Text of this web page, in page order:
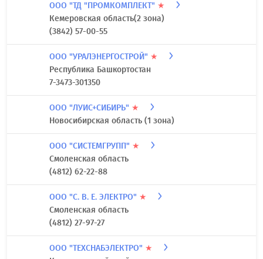
ООО "ТД "ПРОМКОМПЛЕКТ" ★
Кемеровская область(2 зона)
(3842) 57-00-55
ООО "УРАЛЭНЕРГОСТРОЙ" ★
Республика Башкортостан
7-3473-301350
ООО "ЛУИС+СИБИРЬ" ★
Новосибирская область (1 зона)
ООО "СИСТЕМГРУПП" ★
Смоленская область
(4812) 62-22-88
ООО "С. В. Е. ЭЛЕКТРО" ★
Смоленская область
(4812) 27-97-27
ООО "ТЕХСНАБЭЛЕКТРО" ★